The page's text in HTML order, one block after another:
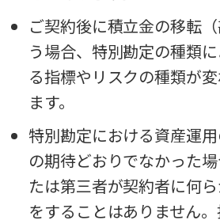
ご契約後に積立金の移転
う場合、特別勘定の種類
る指標やリスクの種類が
ます。
特別勘定における資産運
の期待どおりでなかった
たは第三者が契約者に何
をすることはありません